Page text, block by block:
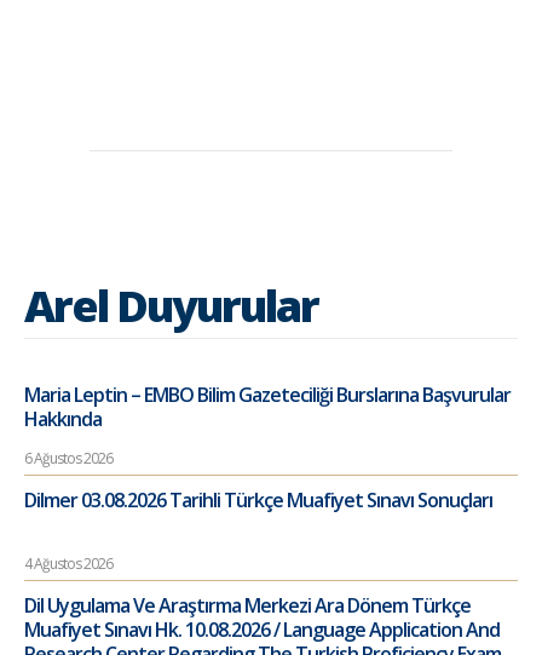
Arel Duyurular
Maria Leptin – EMBO Bilim Gazeteciliği Burslarına Başvurular
Hakkında
6 Ağustos 2026
Dilmer 03.08.2026 Tarihli Türkçe Muafiyet Sınavı Sonuçları
4 Ağustos 2026
Dil Uygulama Ve Araştırma Merkezi Ara Dönem Türkçe
Muafiyet Sınavı Hk. 10.08.2026 / Language Application And